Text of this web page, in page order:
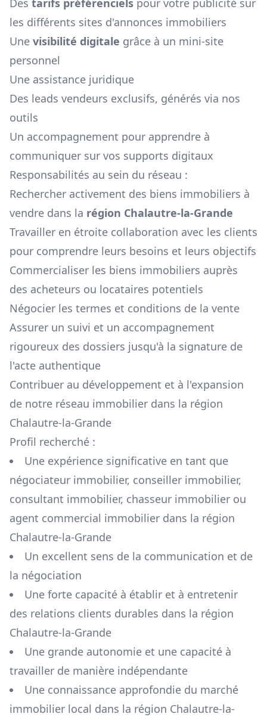
Des tarifs préférenciels pour votre publicité sur
les différents sites d'annonces immobiliers
Une visibilité digitale grâce à un mini-site
personnel
Une assistance juridique
Des leads vendeurs exclusifs, générés via nos
outils
Un accompagnement pour apprendre à
communiquer sur vos supports digitaux
Responsabilités au sein du réseau :
Rechercher activement des biens immobiliers à
vendre dans la région Chalautre-la-Grande
Travailler en étroite collaboration avec les clients
pour comprendre leurs besoins et leurs objectifs
Commercialiser les biens immobiliers auprès
des acheteurs ou locataires potentiels
Négocier les termes et conditions de la vente
Assurer un suivi et un accompagnement
rigoureux des dossiers jusqu'à la signature de
l'acte authentique
Contribuer au développement et à l'expansion
de notre réseau immobilier dans la région
Chalautre-la-Grande
Profil recherché :
Une expérience significative en tant que
négociateur immobilier, conseiller immobilier,
consultant immobilier, chasseur immobilier ou
agent commercial immobilier dans la région
Chalautre-la-Grande
Un excellent sens de la communication et de
la négociation
Une forte capacité à établir et à entretenir
des relations clients durables dans la région
Chalautre-la-Grande
Une grande autonomie et une capacité à
travailler de manière indépendante
Une connaissance approfondie du marché
immobilier local dans la région Chalautre-la-